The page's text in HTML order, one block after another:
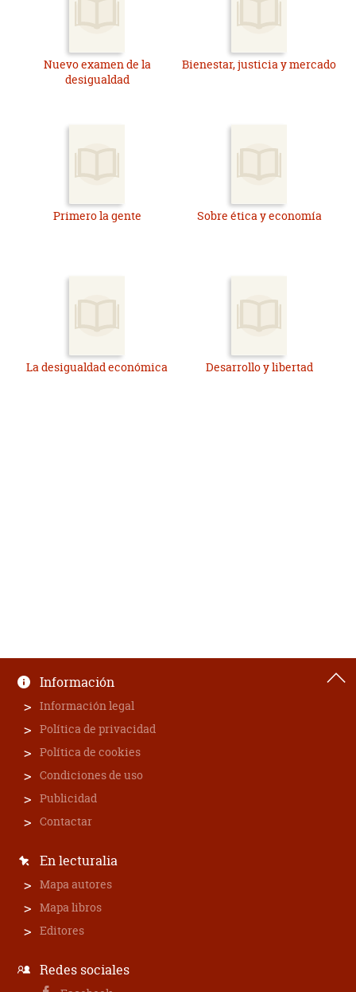
Nuevo examen de la
desigualdad
Bienestar, justicia y mercado
Primero la gente Sobre ética y economía
La desigualdad económica Desarrollo y libertad
Información
Información legal
Política de privacidad
Política de cookies
Condiciones de uso
Publicidad
Contactar
En lecturalia
Mapa autores
Mapa libros
Editores
Redes sociales